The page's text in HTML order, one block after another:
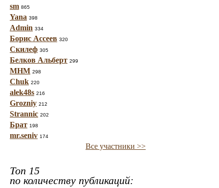
sm 865
Yana 398
Admin 334
Борис Ассеев 320
Скилеф 305
Белков Альберт 299
МНМ 298
Chuk 220
alek48s 216
Grozniy 212
Strannic 202
Брат 198
mr.seniv 174
Все участники >>
Топ 15
по количеству публикаций: